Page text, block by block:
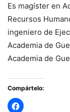
Es magíster en
Recursos
ingeniero de
Academia de
Academia de
Compártelo: